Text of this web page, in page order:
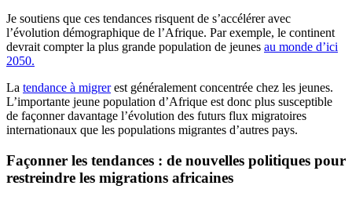
Je soutiens que ces tendances risquent de s’accélérer avec
l’évolution démographique de l’Afrique. Par exemple, le continent
devrait compter la plus grande population de jeunes au monde d’ici
2050.
La tendance à migrerest généralement concentrée chez les jeunes.
L’importante jeune population d’Afrique est donc plus susceptible
de façonner davantage l’évolution des futurs flux migratoires
internationaux que les populations migrantes d’autres pays.
Façonner les tendances : de nouvelles politiques pour
restreindre les migrations africaines